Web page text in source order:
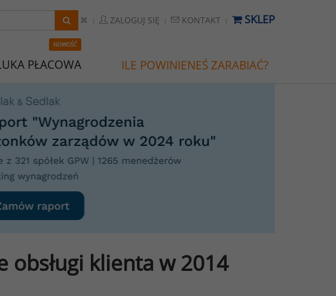
ZALOGUJ SIĘ KONTAKT SKLEP
NOWOŚĆ
PŁACOWA ILE POWINIENEŚ ZARABIAĆ?
obsługi klienta w 2014